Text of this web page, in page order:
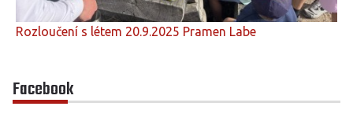
Rozloučení s létem 20.9.2025 Pramen Labe
Facebook